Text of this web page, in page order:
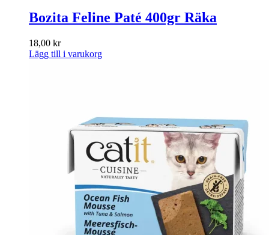
Bozita Feline Paté 400gr Räka
18,00 kr
Lägg till i varukorg